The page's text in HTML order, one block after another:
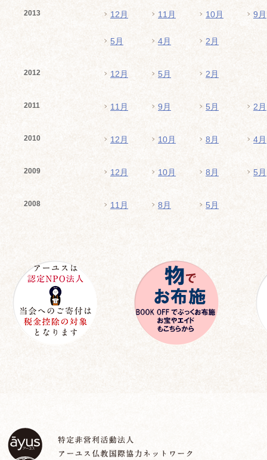
2013 12月 11月 10月 9月
5月 4月 2月
2012 12月 5月 2月
2011 11月 9月 5月 2月
2010 12月 10月 8月 4月
2009 12月 10月 8月 5月
2008 11月 8月 5月